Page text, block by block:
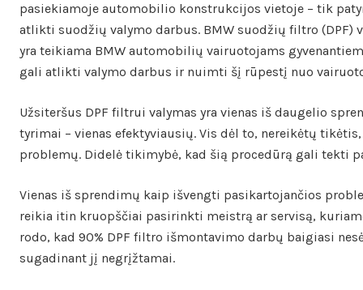
pasiekiamoje automobilio konstrukcijos vietoje – tik
atlikti suodžių valymo darbus. BMW suodžių filtro
yra teikiama BMW automobilių vairuotojams
gali atlikti valymo darbus ir nuimti šį rūpestį nuo
Užsiteršus DPF filtrui valymas yra vienas iš daugelio
tyrimai – vienas efektyviausių. Vis dėl to, nereikėtų
problemų. Didelė tikimybė, kad šią procedūrą gali tekti
Vienas iš sprendimų kaip išvengti pasikartojančios
reikia itin kruopščiai pasirinkti meistrą ar servisą,
rodo, kad 90% DPF filtro išmontavimo darbų baigiasi
sugadinant jį negrįžtamai.